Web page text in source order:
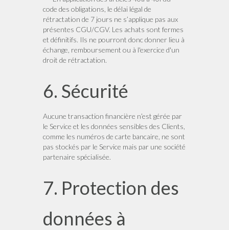
code des obligations, le délai légal de
rétractation de 7 jours ne s’applique pas aux
présentes CGU/CGV. Les achats sont fermes
et définitifs. Ils ne pourront donc donner lieu à
échange, remboursement ou à l'exercice d'un
droit de rétractation.
6. Sécurité
Aucune transaction financière n’est gérée par
le Service et les données sensibles des Clients,
comme les numéros de carte bancaire, ne sont
pas stockés par le Service mais par une société
partenaire spécialisée.
7. Protection des
données à